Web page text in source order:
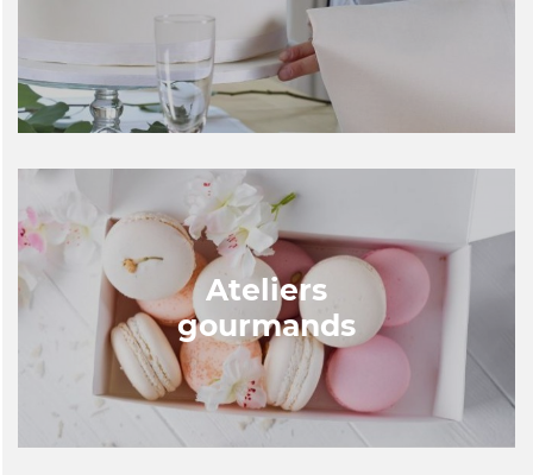
Ateliers
gourmands